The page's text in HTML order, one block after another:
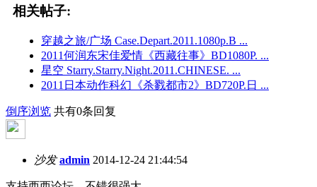
相关帖子:
穿越之旅/广场 Case.Depart.2011.1080p.B ...
2011何润东宋佳爱情《西藏往事》BD1080P. ...
星空 Starry.Starry.Night.2011.CHINESE. ...
2011日本动作科幻《杀戮都市2》BD720P.日 ...
倒序浏览 共有0条回复
沙发 admin 2014-12-24 21:44:54